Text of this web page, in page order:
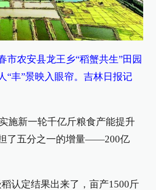
市农安县龙王乡“稻蟹共生”田园
“丰”景映入眼帘。吉林日报记
施新一轮千亿斤粮食产能提升
了五分之一的增量——200亿
认定结果出来了，亩产1500斤